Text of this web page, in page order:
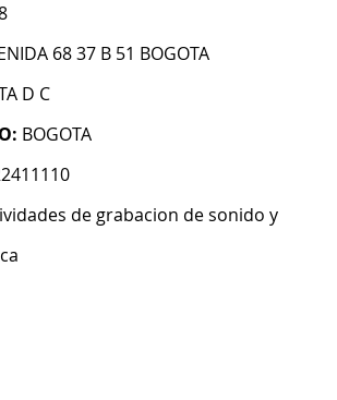
68 37 B 51 BOGOTA
D C
BOGOTA
de grabacion de sonido y